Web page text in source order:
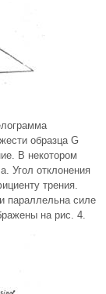
образца G
В некотором
Угол отклонения
трения.
параллельна силе
на рис. 4.